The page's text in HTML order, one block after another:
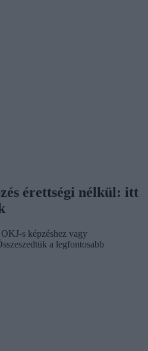
érettségi nélkül: itt
s képzéshez vagy
a legfontosabb